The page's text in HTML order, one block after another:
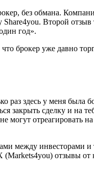
без обмана.
Второй отзыв
год».
брокер уже давно
раз здесь у меня была
закрыть сделку и на
отреагировать на
между инвесторами и
(Markets4you) отзывы от